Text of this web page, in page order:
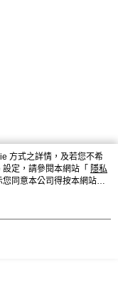
方式之詳情，及若您不希
定，請參閱本網站「 隱私
同意本公司得按本網站使